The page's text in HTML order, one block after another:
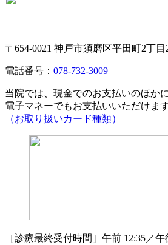
〒654-0021 神戸市須磨区平田町2丁
電話番号： 078-732-3009
当院では、現金でのお支払いのほか
電子マネーでもお支払いいただけます
（お取り扱いカード種類）
［診療最終受付時間］午前 12:35／午